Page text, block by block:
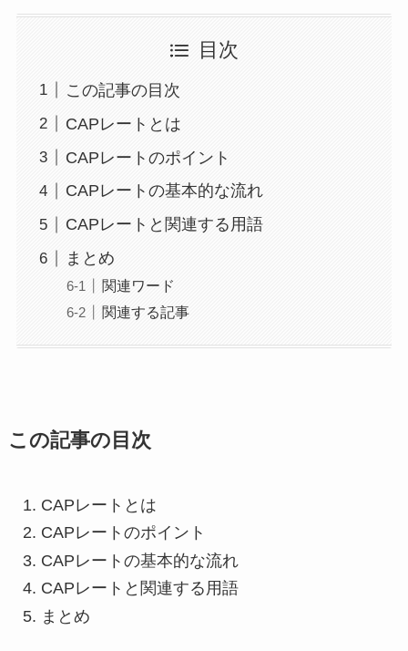
目次
この記事の目次
CAPレートとは
CAPレートのポイント
CAPレートの基本的な流れ
CAPレートと関連する用語
まとめ
関連ワード
関連する記事
この記事の目次
CAPレートとは
CAPレートのポイント
CAPレートの基本的な流れ
CAPレートと関連する用語
まとめ